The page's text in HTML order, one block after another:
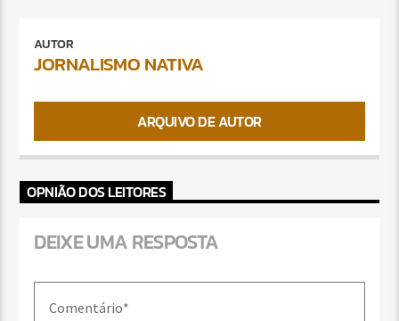
AUTOR
JORNALISMO NATIVA
ARQUIVO DE AUTOR
OPNIÃO DOS LEITORES
DEIXE UMA RESPOSTA